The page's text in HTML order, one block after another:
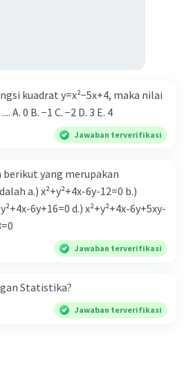
kuadrat y=x²−5x+4, maka nilai
A. 0 B. −1 C. −2 D. 3 E. 4
Jawaban terverifikasi
yang merupakan
12=0 b.)
6y+16=0 d.) x²+y²+4x-6y+5xy-
Jawaban terverifikasi
Statistika?
Jawaban terverifikasi